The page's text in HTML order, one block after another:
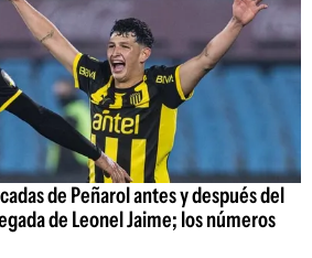
de Peñarol antes y después del
de Leonel Jaime; los números